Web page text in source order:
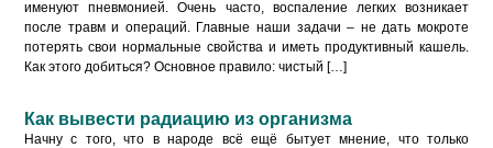
именуют пневмонией. Очень часто, воспаление легких возникает
после травм и операций. Главные наши задачи – не дать мокроте
потерять свои нормальные свойства и иметь продуктивный кашель.
Как этого добиться? Основное правило: чистый […]
Как вывести радиацию из организма
Начну с того, что в народе всё ещё бытует мнение, что только